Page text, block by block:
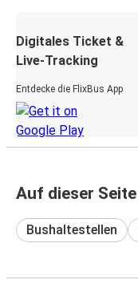
Digitales Ticket &
Live-Tracking
Entdecke die FlixBus App
Auf dieser Seite
Bushaltestellen